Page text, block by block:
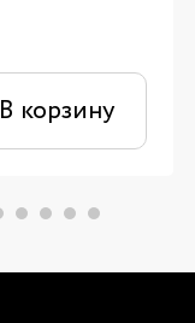
В корзину